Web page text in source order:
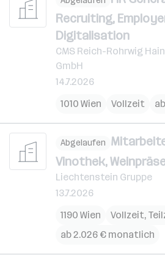
Recruiting,
Digitalisation
CMS Reich-Rohrwig
GmbH
14.7.2026
1010 Wien
Vollzeit
Abgelaufen
Vinothek,
Liechtenstein Gruppe
13.7.2026
1190 Wien
Vollzeit,
ab 2.026 € monatlich